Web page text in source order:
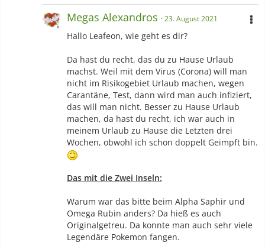
Megas Alexandros 23. August 2021
Hallo Leafeon, wie geht es dir?
Da hast du recht, das du zu Hause Urlaub
machst. Weil mit dem Virus (Corona) will man
nicht im Risikogebiet Urlaub machen, wegen
Carantäne, Test, dann wird man auch infiziert,
das will man nicht. Besser zu Hause Urlaub
machen, da hast du recht, ich war auch in
meinem Urlaub zu Hause die Letzten drei
Wochen, obwohl ich schon doppelt Geimpft bin.
Das mit die Zwei Inseln:
Warum war das bitte beim Alpha Saphir und
Omega Rubin anders? Da hieß es auch
Originalgetreu. Da konnte man auch sehr viele
Legendäre Pokemon fangen.